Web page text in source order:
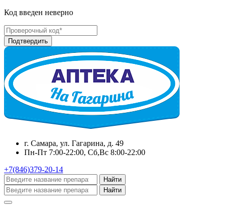
Код введен неверно
г. Самара, ул. Гагарина, д. 49
Пн-Пт 7:00-22:00, Сб,Вс 8:00-22:00
+7(846)379-20-14
Найти
Найти